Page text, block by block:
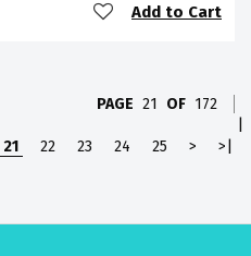
Add to Cart
PAGE 21 OF 172
21 22 23 24 25 > >|